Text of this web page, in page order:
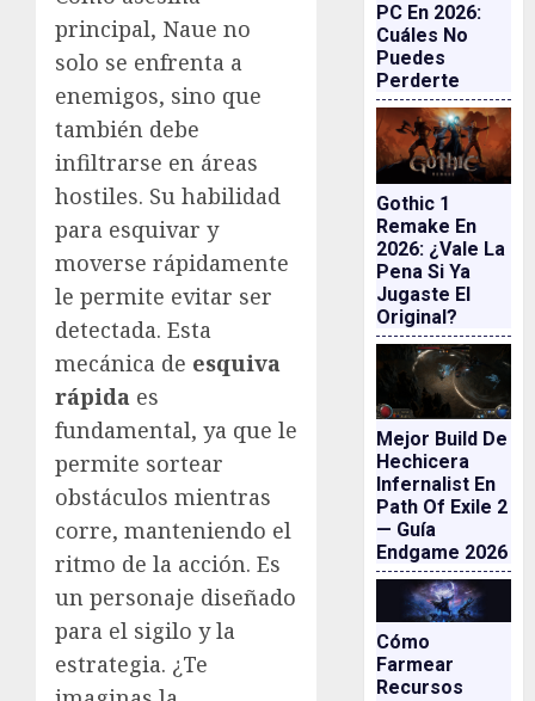
principal, Naue no
solo se enfrenta a
enemigos, sino que
también debe
infiltrarse en áreas
hostiles. Su habilidad
para esquivar y
moverse rápidamente
le permite evitar ser
detectada. Esta
mecánica de esquiva
rápida es
fundamental, ya que le
permite sortear
obstáculos mientras
corre, manteniendo el
ritmo de la acción. Es
un personaje diseñado
para el sigilo y la
estrategia. ¿Te
PC En 2026:
Cuáles No
Puedes
Perderte
Gothic 1
Remake En
2026: ¿vale La
Pena Si Ya
Jugaste El
Original?
Mejor Build De
Hechicera
Infernalist En
Path Of Exile 2
— Guía
Endgame 2026
Cómo
Farmear
Recursos